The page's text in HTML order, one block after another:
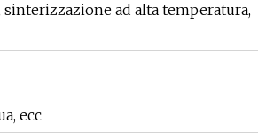
ad alta temperatura,
ecc